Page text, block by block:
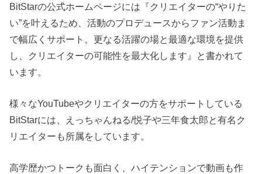
BitStarの公式ホームページには『クリエイターの“やりた
い”を叶えるため、活動のプロデュースからファン活動ま
で幅広くサポート。更なる活躍の場と最適な環境を提供
し、クリエイターの可能性を最大化します』と書かれて
います。
様々なYouTubeやクリエイターの方をサポートしている
BitStarには、えっちゃんねる/悦子や三年食太郎と有名ク
リエイターも所属をしています。
高学歴かつトークも面白く、ハイテンションで動画も作